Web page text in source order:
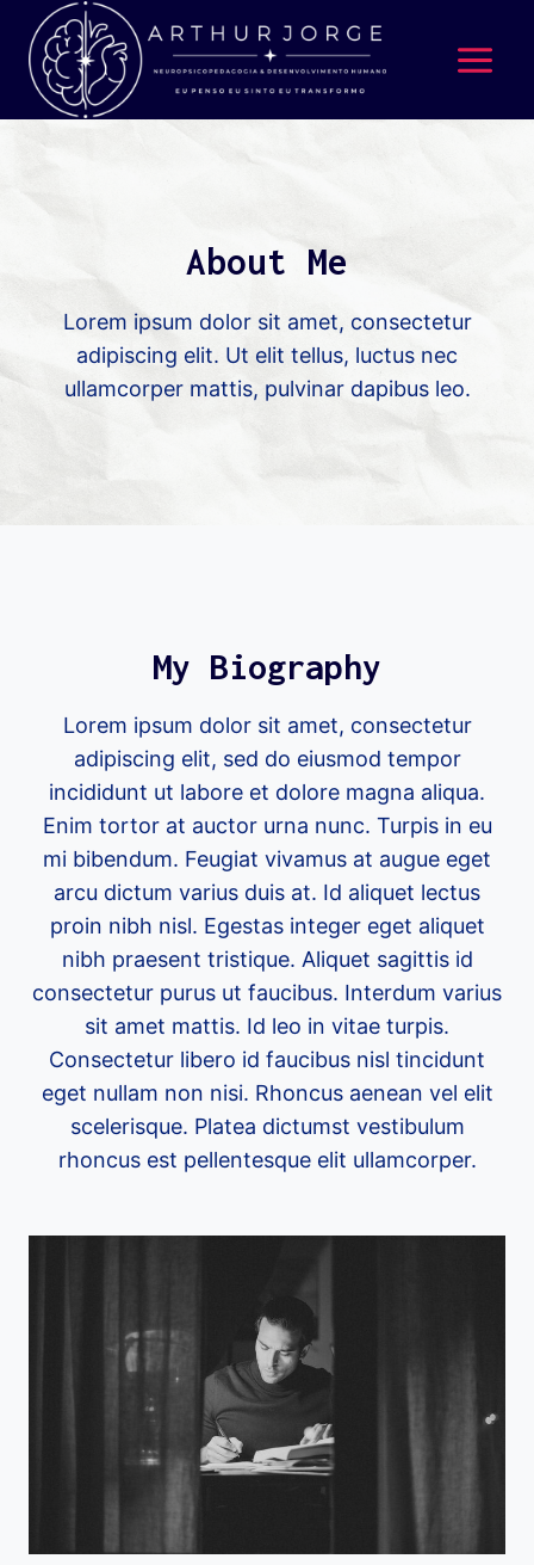
About Me
Lorem ipsum dolor sit amet, consectetur
adipiscing elit. Ut elit tellus, luctus nec
ullamcorper mattis, pulvinar dapibus leo.
My Biography
Lorem ipsum dolor sit amet, consectetur
adipiscing elit, sed do eiusmod tempor
incididunt ut labore et dolore magna aliqua.
Enim tortor at auctor urna nunc. Turpis in eu
mi bibendum. Feugiat vivamus at augue eget
arcu dictum varius duis at. Id aliquet lectus
proin nibh nisl. Egestas integer eget aliquet
nibh praesent tristique. Aliquet sagittis id
consectetur purus ut faucibus. Interdum varius
sit amet mattis. Id leo in vitae turpis.
Consectetur libero id faucibus nisl tincidunt
eget nullam non nisi. Rhoncus aenean vel elit
scelerisque. Platea dictumst vestibulum
rhoncus est pellentesque elit ullamcorper.